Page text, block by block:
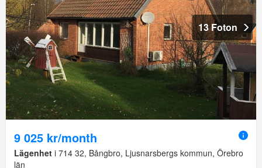
13 Foton
9 025 kr/month
Lägenhet i 714 32, Bångbro, Ljusnarsbergs kommun, Örebro
län